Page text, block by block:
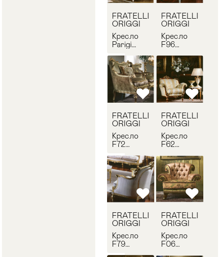
FRATELLI
ORIGGI
Кресло
Parigi
ORIGGI
502
FRATELLI
ORIGGI
Кресло
F96
ORIGGI
506
FRATELLI
ORIGGI
Кресло
F72
ORIGGI
612
FRATELLI
ORIGGI
Кресло
F62
ORIGGI
631
FRATELLI
ORIGGI
Кресло
F79
FRATELLI
ORIGGI
Кресло
F06